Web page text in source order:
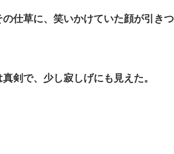
仕草に、笑いかけていた顔が引きつ
剣で、少し寂しげにも見えた。